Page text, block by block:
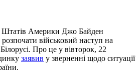
Америки Джо Байден
військовий наступ на
Про це у вівторок, 22
заявив у зверненні щодо ситуації